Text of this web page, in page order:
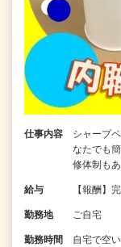
仕事内容
シャープ
なたでも
修体制も
給与 【報酬】
勤務地 ご自宅
勤務時間
自宅で空